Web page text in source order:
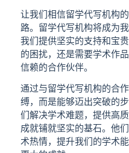
让我们相信留学代写机构
路。留学代写机构将成为
我们提供坚实的支持和宝
的困扰，还是需要学术作
信赖的合作伙伴。
通过与留学代写机构的合
缚，而是能够迈出突破的
们解决学术难题，提供高
成就铺就坚实的基石。他
术热情，提升我们的学术